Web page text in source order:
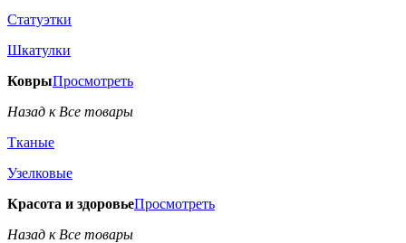
Статуэтки
Шкатулки
КоврыПросмотреть
Назад к Все товары
Тканые
Узелковые
Красота и здоровьеПросмотреть
Назад к Все товары